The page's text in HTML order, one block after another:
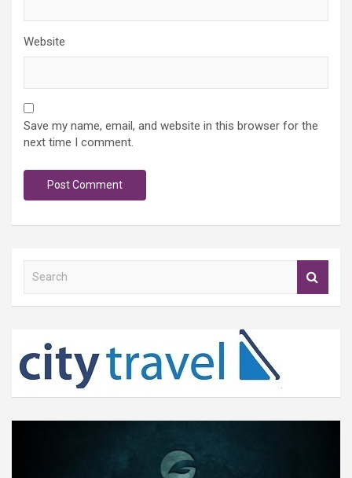
Website
Save my name, email, and website in this browser for the
next time I comment.
h